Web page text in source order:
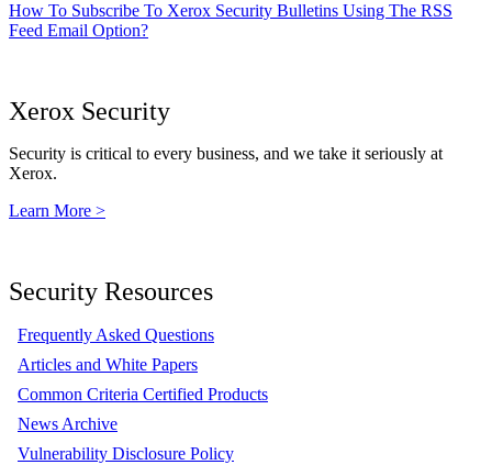
How To Subscribe To Xerox Security Bulletins Using The RSS
Feed Email Option?
Xerox Security
Security is critical to every business, and we take it seriously at
Xerox.
Learn More >
Security Resources
Frequently Asked Questions
Articles and White Papers
Common Criteria Certified Products
News Archive
Vulnerability Disclosure Policy